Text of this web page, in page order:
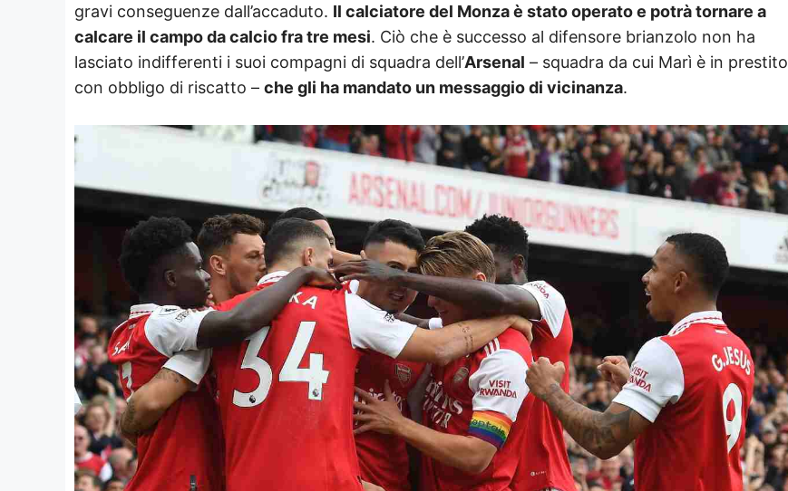
gravi conseguenze dall’accaduto. Il calciatore del Monza è stato operato e potrà tornare a
calcare il campo da calcio fra tre mesi. Ciò che è successo al difensore brianzolo non ha
lasciato indifferenti i suoi compagni di squadra dell’Arsenal – squadra da cui Marì è in prestito
con obbligo di riscatto – che gli ha mandato un messaggio di vicinanza.